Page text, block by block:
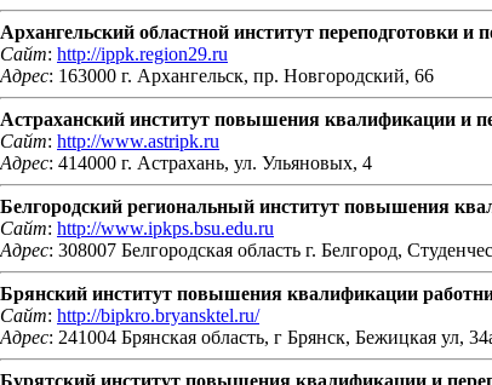
Архангельский областной институт переподготовки
Сайт: http://ippk.region29.ru
Адрес: 163000 г. Архангельск, пр. Новгородский, 66
Астраханский институт повышения квалификации и
Сайт: http://www.astripk.ru
Адрес: 414000 г. Астрахань, ул. Ульяновых, 4
Белгородский региональный институт повышения
Сайт: http://www.ipkps.bsu.edu.ru
Адрес: 308007 Белгородская область г. Белгород,
Брянский институт повышения квалификации
Сайт: http://bipkro.bryansktel.ru/
Адрес: 241004 Брянская область, г Брянск, Бежицкая ул,
Бурятский институт повышения квалификации и